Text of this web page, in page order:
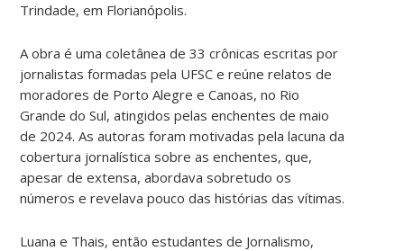
Trindade, em Florianópolis.
A obra é uma coletânea de 33 crônicas escritas por
jornalistas formadas pela UFSC e reúne relatos de
moradores de Porto Alegre e Canoas, no Rio
Grande do Sul, atingidos pelas enchentes de maio
de 2024. As autoras foram motivadas pela lacuna da
cobertura jornalística sobre as enchentes, que,
apesar de extensa, abordava sobretudo os
números e revelava pouco das histórias das vítimas.
Luana e Thais, então estudantes de Jornalismo,